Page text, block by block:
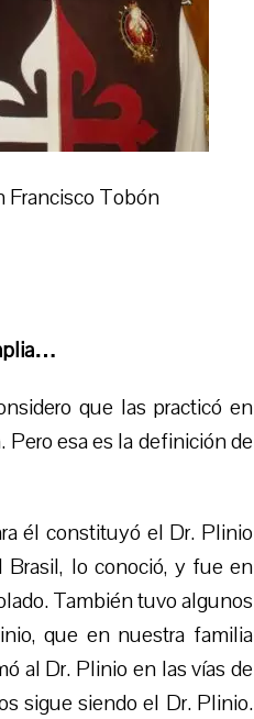
Francisco Tobón
que las practicó en
Pero esa es la definición de
él constituyó el Dr. Plinio
Brasil, lo conoció, y fue en
También tuvo algunos
que en nuestra familia
al Dr. Plinio en las vías de
sigue siendo el Dr. Plinio.